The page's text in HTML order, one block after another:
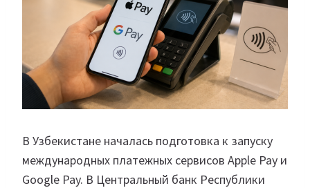
В Узбекистане началась подготовка к запуску
международных платежных сервисов Apple Pay и
Google Pay. В Центральный банк Республики